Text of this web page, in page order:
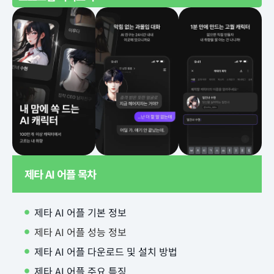
제타 AI 어플 목차
제타 AI 어플 기본 정보
제타 AI 어플 성능 정보
제타 AI 어플 다운로드 및 설치 방법
제타 AI 어플 주요 특징